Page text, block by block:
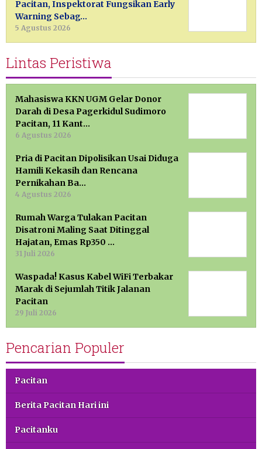
Pacitan, Inspektorat Fungsikan Early
Warning Sebag…
5 Agustus 2026
Lintas Peristiwa
Mahasiswa KKN UGM Gelar Donor
Darah di Desa Pagerkidul Sudimoro
Pacitan, 11 Kant…
6 Agustus 2026
Pria di Pacitan Dipolisikan Usai Diduga
Hamili Kekasih dan Rencana
Pernikahan Ba…
4 Agustus 2026
Rumah Warga Tulakan Pacitan
Disatroni Maling Saat Ditinggal
Hajatan, Emas Rp350 …
31 Juli 2026
Waspada! Kasus Kabel WiFi Terbakar
Marak di Sejumlah Titik Jalanan
Pacitan
29 Juli 2026
Pencarian Populer
Pacitan
Berita Pacitan Hari ini
Pacitanku